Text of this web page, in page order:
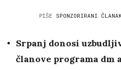
PIŠE SPONZORIRANI
Srpanj donosi
članove programa dm